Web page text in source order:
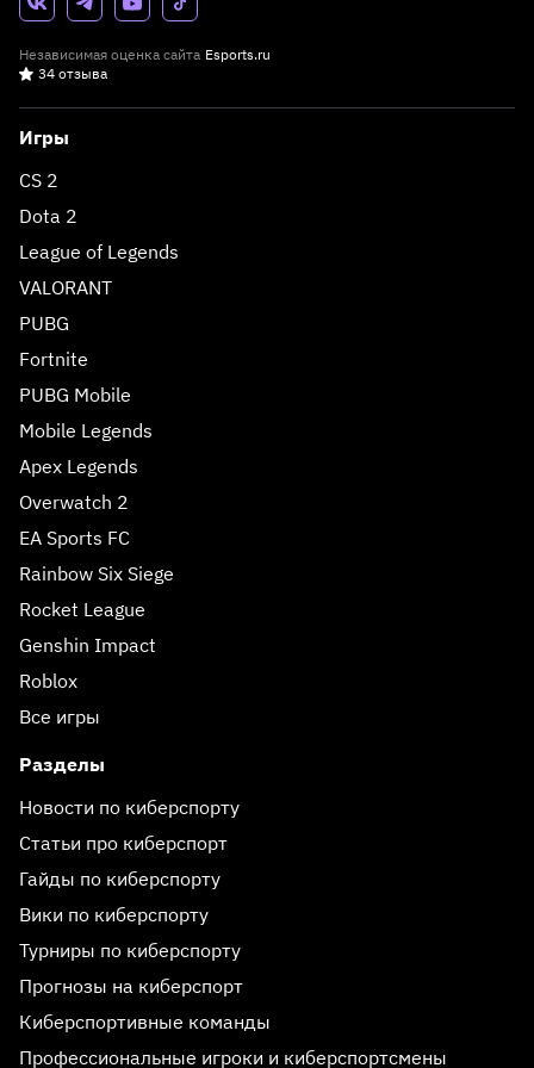
Независимая оценка сайта Esports.ru
34 отзыва
Игры
CS 2
Dota 2
League of Legends
VALORANT
PUBG
Fortnite
PUBG Mobile
Mobile Legends
Apex Legends
Overwatch 2
EA Sports FC
Rainbow Six Siege
Rocket League
Genshin Impact
Roblox
Все игры
Разделы
Новости по киберспорту
Статьи про киберспорт
Гайды по киберспорту
Вики по киберспорту
Турниры по киберспорту
Прогнозы на киберспорт
Киберспортивные команды
Профессиональные игроки и киберспортсмены